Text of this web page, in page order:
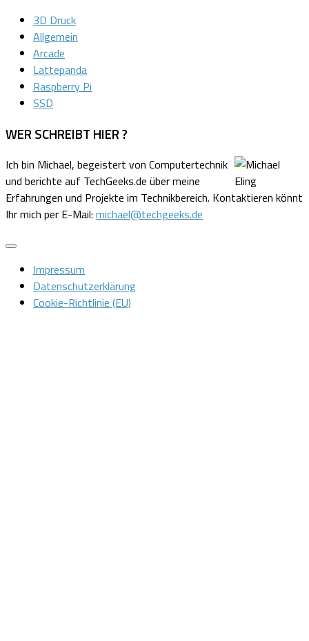
3D Druck
Allgemein
Arcade
Lattepanda
Raspberry Pi
SSD
WER SCHREIBT HIER ?
Ich bin Michael, begeistert von Computertechnik
und berichte auf TechGeeks.de über meine
Erfahrungen und Projekte im Technikbereich. Kontaktieren könnt
Ihr mich per E-Mail: michael@techgeeks.de
Impressum
Datenschutzerklärung
Cookie-Richtlinie (EU)